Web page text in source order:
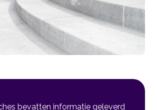
bevatten informatie geleverd